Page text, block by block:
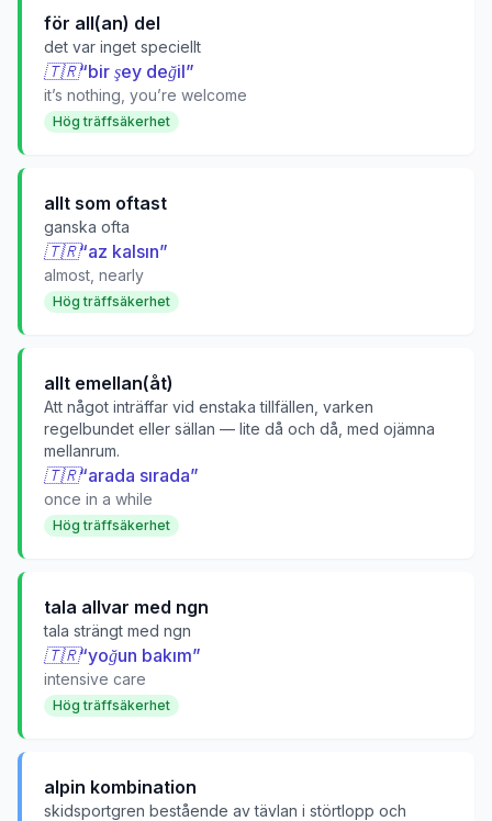
för all(an) del
det var inget speciellt
🇹🇷“bir şey değil”
it’s nothing, you’re welcome
Hög träffsäkerhet
allt som oftast
ganska ofta
🇹🇷“az kalsın”
almost, nearly
Hög träffsäkerhet
allt emellan(åt)
Att något inträffar vid enstaka tillfällen, varken
regelbundet eller sällan — lite då och då, med ojämna
mellanrum.
🇹🇷“arada sırada”
once in a while
Hög träffsäkerhet
tala allvar med ngn
tala strängt med ngn
🇹🇷“yoğun bakım”
intensive care
Hög träffsäkerhet
alpin kombination
skidsportgren bestående av tävlan i störtlopp och